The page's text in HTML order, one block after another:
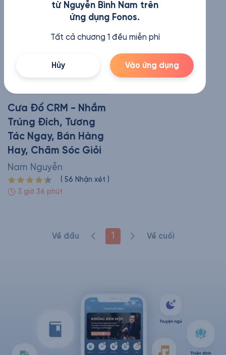
Cưa Đổ CRM - Nhắm
Trúng Đích, Tương
Tác Ngay, Bán Hàng
Hay, Chăm Sóc Giỏi
Nam Nguyễn
( 56 Nhận xét )
3 giờ 36 phút
Về đầu 1 Về cuối
từ Nguyễn Bình Nam trên
ứng dụng Fonos.
Tất cả chương 1 đều miễn phí
Hủy Vào ứng dụng